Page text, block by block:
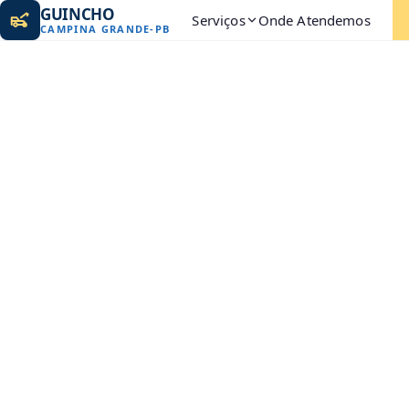
GUINCHO
CAMPINA GRANDE- PB Serviços Onde Atendemos